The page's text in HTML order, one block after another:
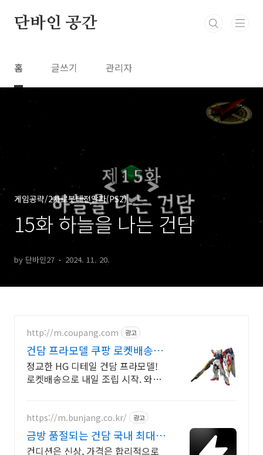
단바인 공간
홈 글쓰기 관리자
게임공략/2차로봇대전알파(PS2)
15화 하늘을 나는 건담
by 단바인27 2024. 11. 20.
http://m.coupang.com 광고
건담 프라모델 쿠팡 로켓배송으
로 빨리
정교한 HG 디테일 건담 프라모델!
로켓배송으로 내일 조립 시작. 와우
https://m.bunjang.co.kr/ 광고
금방 품절되는 건담 국내 최대
브랜드 중고거래
컨디션은 신상, 가격은 합리적으로